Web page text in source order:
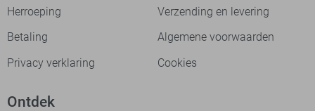
Herroeping
Verzending en levering
Betaling
Algemene voorwaarden
Privacy verklaring
Cookies
Ontdek